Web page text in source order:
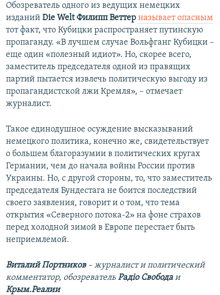
Обозреватель одного из ведущих немецких
изданий Die Welt Филипп Веттер называет опасным
тот факт, что Кубицки распространяет путинскую
пропаганду. «В лучшем случае Вольфганг Кубицки –
еще один «полезный идиот». Но, скорее всего,
заместитель председателя одной из правящих
партий пытается извлечь политическую выгоду из
пропагандистской лжи Кремля», – отмечает
журналист.
Такое единодушное осуждение высказываний
немецкого политика, конечно же, свидетельствует
о большем благоразумии в политических кругах
Германии, чем до начала войны России против
Украины. Но, с другой стороны, то, что заместитель
председателя Бундестага не боится последствий
своего заявления, говорит и о том, что тема
открытия «Северного потока-2» на фоне страхов
перед холодной зимой в Европе перестает быть
неприемлемой.
Виталий Портников– журналист и политический
комментатор, обозреватель Радіо Свободаи
Крым.Реалии